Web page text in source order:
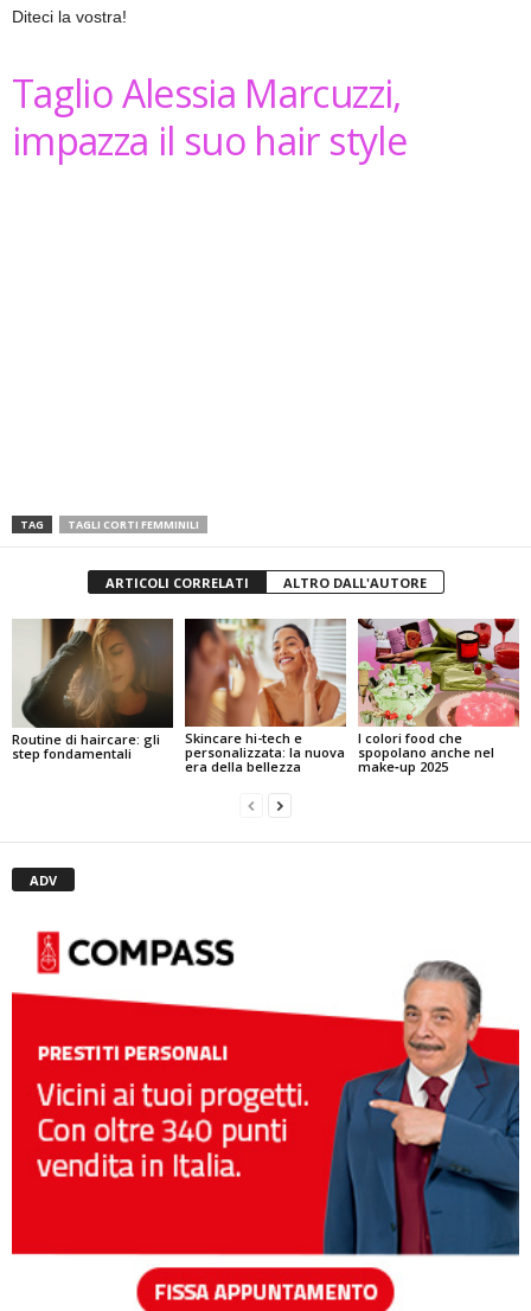
Diteci la vostra!
Taglio Alessia Marcuzzi,
impazza il suo hair style
TAG TAGLI CORTI FEMMINILI
ARTICOLI CORRELATI ALTRO DALL'AUTORE
Routine di haircare: gli
step fondamentali
Skincare hi-tech e
personalizzata: la nuova
era della bellezza
I colori food che
spopolano anche nel
make‑up 2025
ADV